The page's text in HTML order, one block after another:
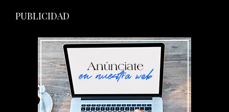
PUBLICIDAD